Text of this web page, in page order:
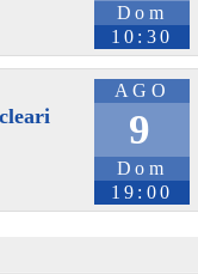
Dom
10:30
AGO
9
Dom
19:00